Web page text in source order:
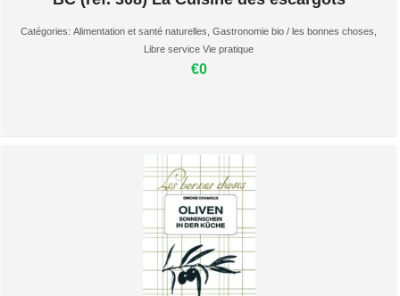
Catégories: Alimentation et santé naturelles Gastronomie bio / les bonnes choses
Libre service Vie pratique
€0